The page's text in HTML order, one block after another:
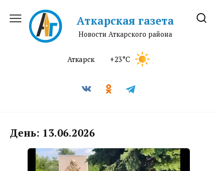
содержанию
Аткарская газета
Новости Аткарского района
Аткарск +23°C
День: 13.06.2026